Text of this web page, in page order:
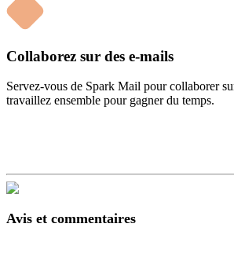
Collaborez sur des e-mails
Servez-vous de Spark Mail pour collaborer
travaillez ensemble pour gagner du temps.
Avis et commentaires